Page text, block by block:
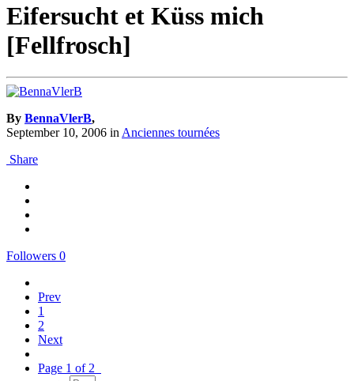
Eifersucht et Küss mich
[Fellfrosch]
By BennaVlerB,
September 10, 2006 inAnciennes tournées
Share
Followers 0
Prev
1
2
Next
Page 1 of 2